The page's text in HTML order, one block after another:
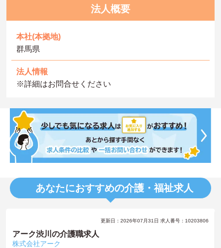
法人概要
本社(本拠地)
群馬県
法人情報
※詳細はお問合せください
あなたにおすすめの介護・福祉求人
更新日：2026年07月31日 求人番号：10203806
アーク渋川の介護職求人
株式会社アーク